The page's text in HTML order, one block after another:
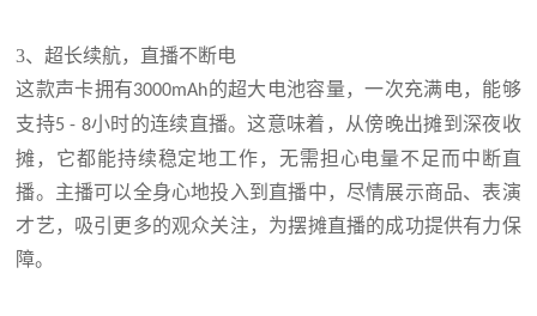
3、超长续航，直播不断电
这款声卡拥有3000mAh的超大电池容量，一次充满电，能够
支持5 - 8小时的连续直播。这意味着，从傍晚出摊到深夜收
摊，它都能持续稳定地工作，无需担心电量不足而中断直
播。主播可以全身心地投入到直播中，尽情展示商品、表演
才艺，吸引更多的观众关注，为摆摊直播的成功提供有力保
障。